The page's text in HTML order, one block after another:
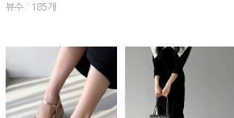
뷰수 : 185개